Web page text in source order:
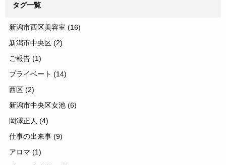
タグ一覧
新潟市西区美容室 (16)
新潟市中央区 (2)
ご報告 (1)
プライベート (14)
西区 (2)
新潟市中央区女池 (6)
岡澤正人 (4)
仕事の出来事 (9)
アロマ (1)